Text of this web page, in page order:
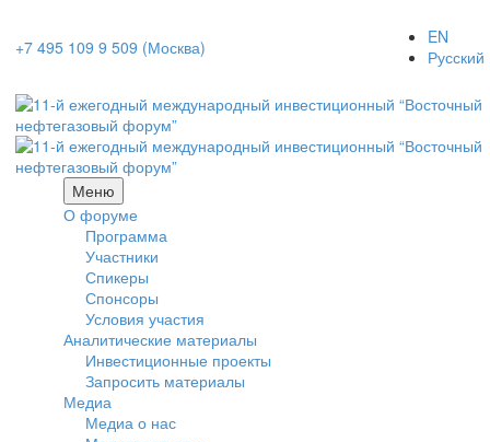
+7 495 109 9 509 (Москва)
EN
Русский
Меню
О форуме
Программа
Участники
Спикеры
Спонсоры
Условия участия
Аналитические материалы
Инвестиционные проекты
Запросить материалы
Медиа
Медиа о нас